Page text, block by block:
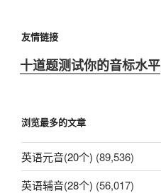
友情链接
十道题测试你的音标水平
浏览最多的文章
英语元音(20个) (89,536)
英语辅音(28个) (56,017)